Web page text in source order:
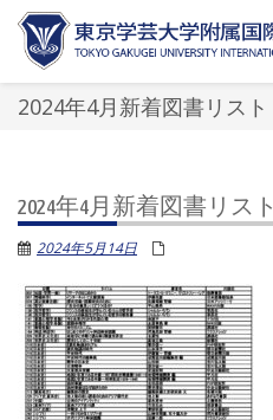
2024年4月新着図書リスト
2024年4月新着図書リスト
2024年5月14日